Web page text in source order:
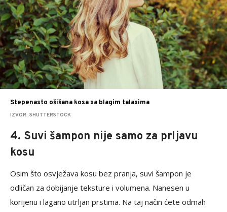
Stepenasto ošišana kosa sa blagim talasima
IZVOR: SHUTTERSTOCK
4. Suvi šampon nije samo za prljavu
kosu
Osim što osvježava kosu bez pranja, suvi šampon je
odličan za dobijanje teksture i volumena. Nanesen u
korijenu i lagano utrljan prstima. Na taj način ćete odmah